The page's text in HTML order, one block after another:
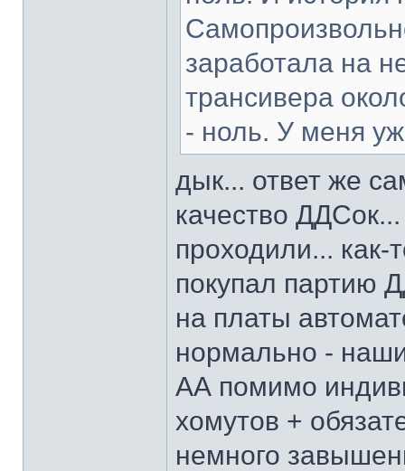
заработала на
трансивера
- ноль. У меня
дык... ответ же
качество
проходили... как-
покупал партию
на платы
нормально -
АА помимо
хомутов +
немного